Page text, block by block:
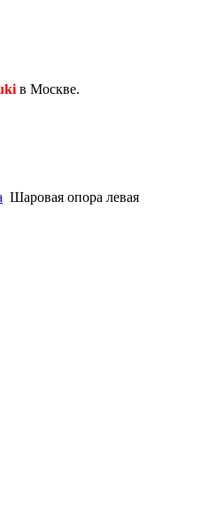
в Москве.
Шаровая опора левая